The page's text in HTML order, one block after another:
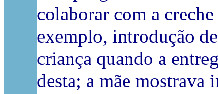
colaborar com a
exemplo, introdução
criança quando a
desta; a mãe mostrava